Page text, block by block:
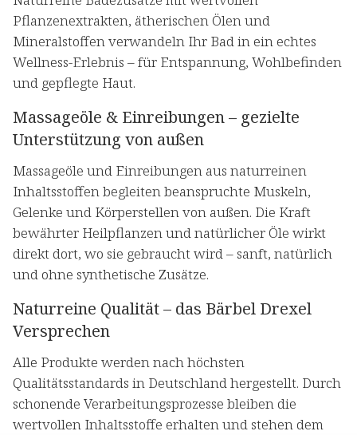
Pflanzenextrakten, ätherischen Ölen und
Mineralstoffen verwandeln Ihr Bad in ein echtes
Wellness-Erlebnis – für Entspannung, Wohlbefinden
und gepflegte Haut.
Massageöle & Einreibungen – gezielte
Unterstützung von außen
Massageöle und Einreibungen aus naturreinen
Inhaltsstoffen begleiten beanspruchte Muskeln,
Gelenke und Körperstellen von außen. Die Kraft
bewährter Heilpflanzen und natürlicher Öle wirkt
direkt dort, wo sie gebraucht wird – sanft, natürlich
und ohne synthetische Zusätze.
Naturreine Qualität – das Bärbel Drexel
Versprechen
Alle Produkte werden nach höchsten
Qualitätsstandards in Deutschland hergestellt. Durch
schonende Verarbeitungsprozesse bleiben die
wertvollen Inhaltsstoffe erhalten und stehen dem